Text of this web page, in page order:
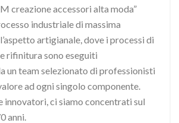
creazione accessori alta moda”
industriale di massima
artigianale, dove i processi di
rifinitura sono eseguiti
un team selezionato di professionisti
ad ogni singolo componente.
innovatori, ci siamo concentrati sul
anni.